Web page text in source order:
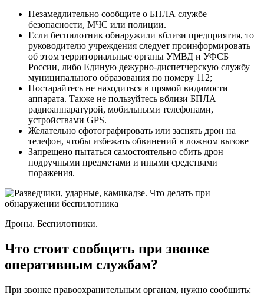
Незамедлительно сообщите о БПЛА службе
безопасности, МЧС или полиции.
Если беспилотник обнаружили вблизи предприятия, то
руководителю учреждения следует проинформировать
об этом территориальные органы УМВД и УФСБ
России, либо Единую дежурно-диспетчерскую службу
муниципального образования по номеру 112;
Постарайтесь не находиться в прямой видимости
аппарата. Также не пользуйтесь вблизи БПЛА
радиоаппаратурой, мобильными телефонами,
устройствами GPS.
Желательно сфотографировать или заснять дрон на
телефон, чтобы избежать обвинений в ложном вызове
Запрещено пытаться самостоятельно сбить дрон
подручными предметами и иными средствами
поражения.
Дроны. Беспилотники.
Что стоит сообщить при звонке
оперативным службам?
При звонке правоохранительным органам, нужно сообщить: